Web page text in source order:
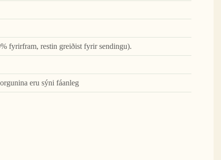
fyrirfram, restin greiðist fyrir sendingu).
eru sýni fáanleg